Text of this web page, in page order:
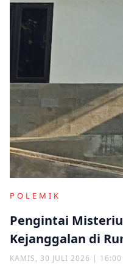
POLEMIK
Pengintai
Kejanggalan di
KAMIS, 30 JULI 2026 | 16:00